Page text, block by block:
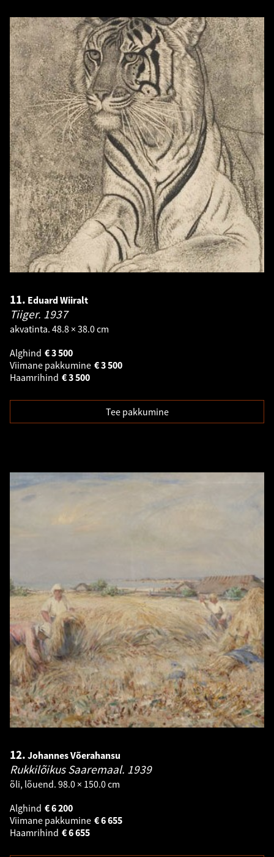
11. Eduard Wiiralt
Tiiger. 1937
akvatinta. 48.8 × 38.0 cm
Alghind
3 500
€
Viimane pakkumine
3 500
€
Haamrihind
3 500
€
Tee pakkumine
12. Johannes Võerahansu
Rukkilõikus Saaremaal. 1939
õli, lõuend. 98.0 × 150.0 cm
Alghind
6 200
€
Viimane pakkumine
6 655
€
Haamrihind
6 655
€